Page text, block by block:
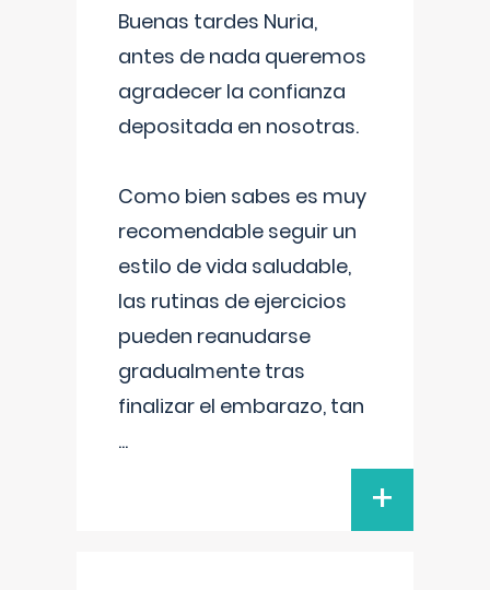
Buenas tardes Nuria,
antes de nada queremos
agradecer la confianza
depositada en nosotras.
Como bien sabes es muy
recomendable seguir un
estilo de vida saludable,
las rutinas de ejercicios
pueden reanudarse
gradualmente tras
finalizar el embarazo, tan
...
+